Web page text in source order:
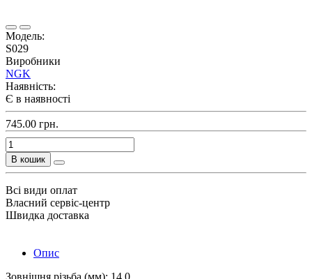
Модель:
S029
Виробники
NGK
Наявність:
Є в наявності
745.00 грн.
В кошик
Всі види оплат
Власний сервіс-центр
Швидка доставка
Опис
Зовнішня різьба (мм): 14,0